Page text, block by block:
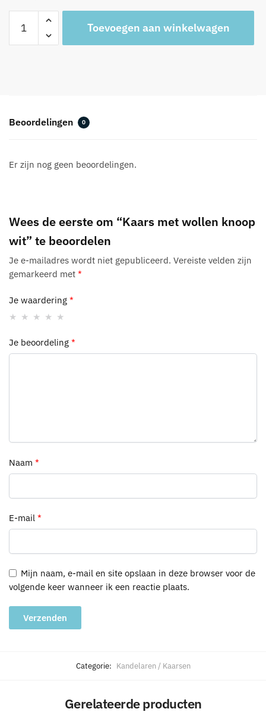
met
wollen
Toevoegen aan winkelwagen
Beoordelingen 0
Er zijn nog geen beoordelingen.
Wees de eerste om “Kaars met wollen knoop
wit” te beoordelen
Je e-mailadres wordt niet gepubliceerd. Vereiste velden zijn
gemarkeerd met *
Je waardering *
Je beoordeling *
Naam *
E-mail *
Mijn naam, e-mail en site opslaan in deze browser voor de
volgende keer wanneer ik een reactie plaats.
Categorie: Kandelaren / Kaarsen
Gerelateerde producten